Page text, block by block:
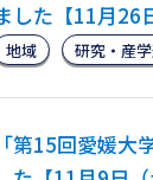
した【11月26
地域 研究・産
「第15回愛媛大